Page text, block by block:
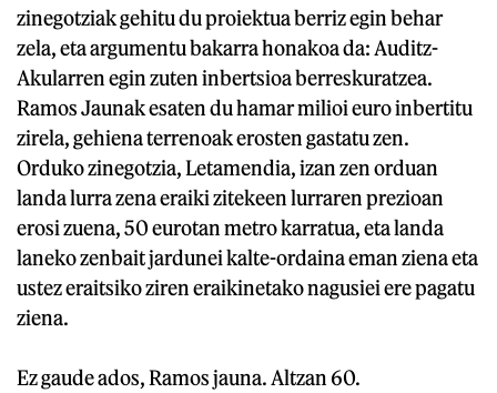
zinegotziak gehitu du proiektua berriz egin behar
zela, eta argumentu bakarra honakoa da: Auditz-
Akularren egin zuten inbertsioa berreskuratzea.
Ramos Jaunak esaten du hamar milioi euro inbertitu
zirela, gehiena terrenoak erosten gastatu zen.
Orduko zinegotzia, Letamendia, izan zen orduan
landa lurra zena eraiki zitekeen lurraren prezioan
erosi zuena, 50 eurotan metro karratua, eta landa
laneko zenbait jardunei kalte-ordaina eman ziena eta
ustez eraitsiko ziren eraikinetako nagusiei ere pagatu
ziena.
Ez gaude ados, Ramos jauna. Altzan 60.